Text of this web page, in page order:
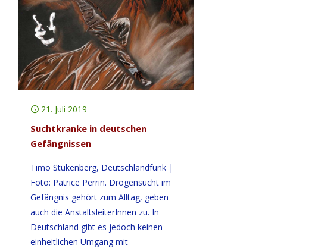
21. Juli 2019
Suchtkranke in deutschen
Gefängnissen
Timo Stukenberg, Deutschlandfunk |
Foto: Patrice Perrin. Drogensucht im
Gefängnis gehört zum Alltag, geben
auch die AnstaltsleiterInnen zu. In
Deutschland gibt es jedoch keinen
einheitlichen Umgang mit